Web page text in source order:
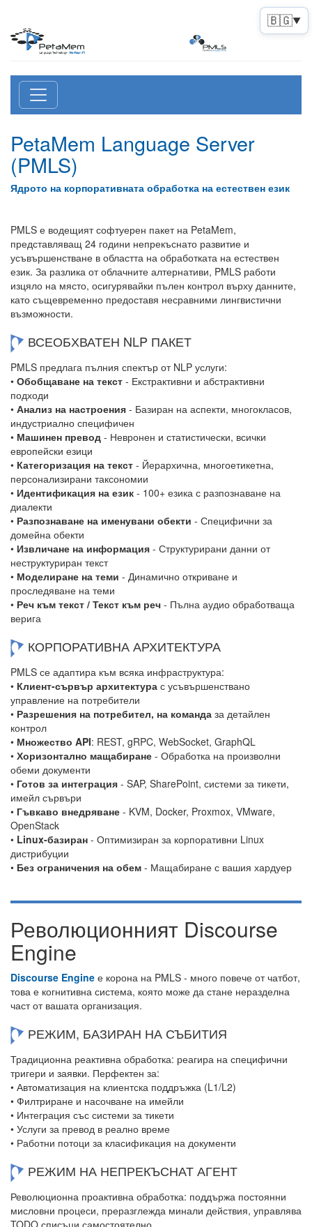
🇧🇬▼
PetaMem Language Server
(PMLS)
Ядрото на корпоративната обработка на естествен език
PMLS е водещият софтуерен пакет на PetaMem,
представляващ 24 години непрекъснато развитие и
усъвършенстване в областта на обработката на естествен
език. За разлика от облачните алтернативи, PMLS работи
изцяло на място, осигурявайки пълен контрол върху данните,
като същевременно предоставя несравними лингвистични
възможности.
ВСЕОБХВАТЕН NLP ПАКЕТ
PMLS предлага пълния спектър от NLP услуги:
• Обобщаване на текст - Екстрактивни и абстрактивни
подходи
• Анализ на настроения - Базиран на аспекти, многокласов,
индустриално специфичен
• Машинен превод - Невронен и статистически, всички
европейски езици
• Категоризация на текст - Йерархична, многоетикетна,
персонализирани таксономии
• Идентификация на език - 100+ езика с разпознаване на
диалекти
• Разпознаване на именувани обекти - Специфични за
домейна обекти
• Извличане на информация - Структурирани данни от
неструктуриран текст
• Моделиране на теми - Динамично откриване и
проследяване на теми
• Реч към текст / Текст към реч - Пълна аудио обработваща
верига
КОРПОРАТИВНА АРХИТЕКТУРА
PMLS се адаптира към всяка инфраструктура:
• Клиент-сървър архитектура с усъвършенствано
управление на потребители
• Разрешения на потребител, на команда за детайлен
контрол
• Множество API: REST, gRPC, WebSocket, GraphQL
• Хоризонтално мащабиране - Обработка на произволни
обеми документи
• Готов за интеграция - SAP, SharePoint, системи за тикети,
имейл сървъри
• Гъвкаво внедряване - KVM, Docker, Proxmox, VMware,
OpenStack
• Linux-базиран - Оптимизиран за корпоративни Linux
дистрибуции
• Без ограничения на обем - Мащабиране с вашия хардуер
Революционният Discourse
Engine
Discourse Engine е корона на PMLS - много повече от чатбот,
това е когнитивна система, която може да стане неразделна
част от вашата организация.
РЕЖИМ, БАЗИРАН НА СЪБИТИЯ
Традиционна реактивна обработка: реагира на специфични
тригери и заявки. Перфектен за:
• Автоматизация на клиентска поддръжка (L1/L2)
• Филтриране и насочване на имейли
• Интеграция със системи за тикети
• Услуги за превод в реално време
• Работни потоци за класификация на документи
РЕЖИМ НА НЕПРЕКЪСНАТ АГЕНТ
Революционна проактивна обработка: поддържа постоянни
мисловни процеси, преразглежда минали действия, управлява
TODO списъци самостоятелно.